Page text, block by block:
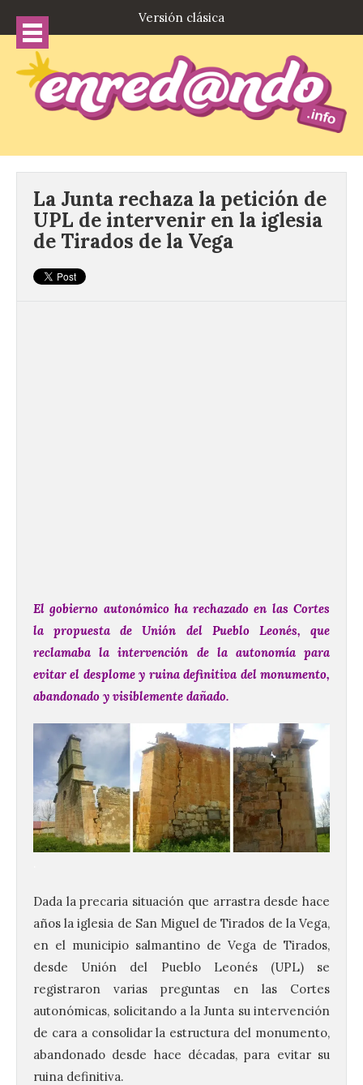
Versión clásica
La Junta rechaza la petición de
UPL de intervenir en la iglesia
de Tirados de la Vega
El gobierno autonómico ha rechazado en las Cortes
la propuesta de Unión del Pueblo Leonés, que
reclamaba la intervención de la autonomía para
evitar el desplome y ruina definitiva del monumento,
abandonado y visiblemente dañado.
Dada la precaria situación que arrastra desde hace
años la iglesia de San Miguel de Tirados de la Vega,
en el municipio salmantino de Vega de Tirados,
desde Unión del Pueblo Leonés (UPL) se
registraron varias preguntas en las Cortes
autonómicas, solicitando a la Junta su intervención
de cara a consolidar la estructura del monumento,
abandonado desde hace décadas, para evitar su
ruina definitiva.